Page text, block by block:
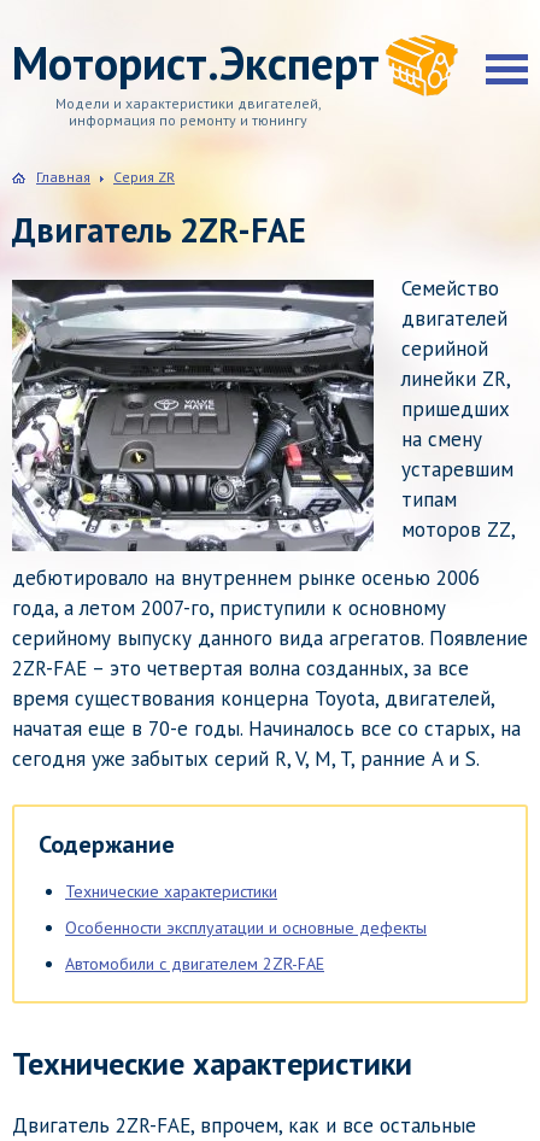
Моторист.Эксперт
Модели и характеристики двигателей,
информация по ремонту и тюнингу
Главная Серия ZR
Двигатель 2ZR-FAE
Семейство
двигателей
серийной
линейки ZR,
пришедших
на смену
устаревшим
типам
моторов ZZ,
дебютировало на внутреннем рынке осенью 2006
года, а летом 2007-го, приступили к основному
серийному выпуску данного вида агрегатов. Появление
2ZR-FAE – это четвертая волна созданных, за все
время существования концерна Toyota, двигателей,
начатая еще в 70-е годы. Начиналось все со старых, на
сегодня уже забытых серий R, V, M, T, ранние A и S.
Содержание
Технические характеристики
Особенности эксплуатации и основные дефекты
Автомобили с двигателем 2ZR-FAE
Технические характеристики
Двигатель 2ZR-FAE, впрочем, как и все остальные